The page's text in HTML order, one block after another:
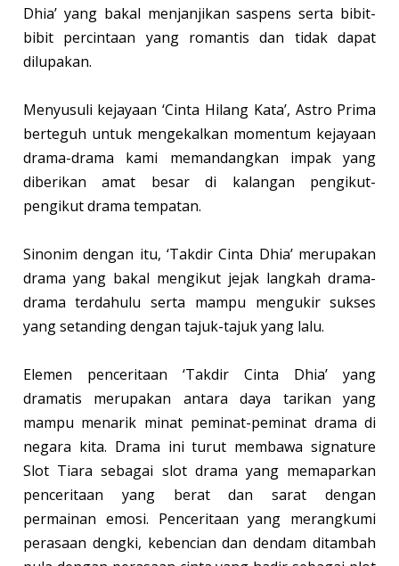
Dhia’ yang bakal menjanjikan saspens serta bibit-
bibit percintaan yang romantis dan tidak dapat
dilupakan.
Menyusuli kejayaan ‘Cinta Hilang Kata’, Astro Prima
berteguh untuk mengekalkan momentum kejayaan
drama-drama kami memandangkan impak yang
diberikan amat besar di kalangan pengikut-
pengikut drama tempatan.
Sinonim dengan itu, ‘Takdir Cinta Dhia’ merupakan
drama yang bakal mengikut jejak langkah drama-
drama terdahulu serta mampu mengukir sukses
yang setanding dengan tajuk-tajuk yang lalu.
Elemen penceritaan ‘Takdir Cinta Dhia’ yang
dramatis merupakan antara daya tarikan yang
mampu menarik minat peminat-peminat drama di
negara kita. Drama ini turut membawa signature
Slot Tiara sebagai slot drama yang memaparkan
penceritaan yang berat dan sarat dengan
permainan emosi. Penceritaan yang merangkumi
perasaan dengki, kebencian dan dendam ditambah